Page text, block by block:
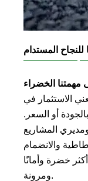
المستدام
مهمتنا الخضراء
الاستثمار في
أو السعر.
المشاريع
والانضمام
خضرة وأمانًا
ومرونة.